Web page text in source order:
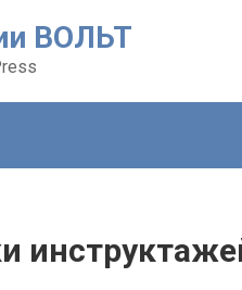
ВОЛЬТ